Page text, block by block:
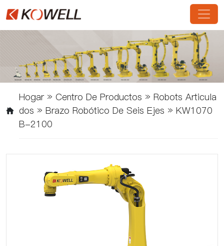
Hogar» Centro De Productos » Robots Articula
Dos » Brazo Robótico De Seis Ejes » KW1070
B-2100